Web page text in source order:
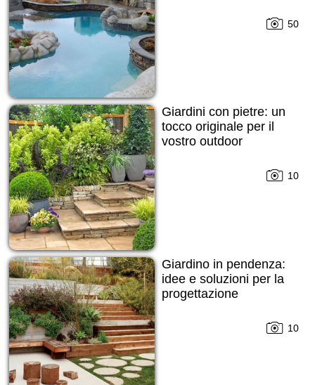
50
Giardini con pietre: un
tocco originale per il
vostro outdoor
10
Giardino in pendenza:
idee e soluzioni per la
progettazione
10